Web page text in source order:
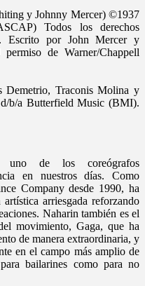
y Johnny Mercer) ©1937
Todos los derechos
Escrito por John Mercer y
de Warner/Chappell
Traconis Molina y
b/a Butterfield Music (BMI).
uno de los coreógrafos
en nuestros días. Como
Company desde 1990, ha
arriesgada reforzando
Naharin también es el
movimiento, Gaga, que ha
de manera extraordinaria, y
en el campo más amplio de
bailarines como para no